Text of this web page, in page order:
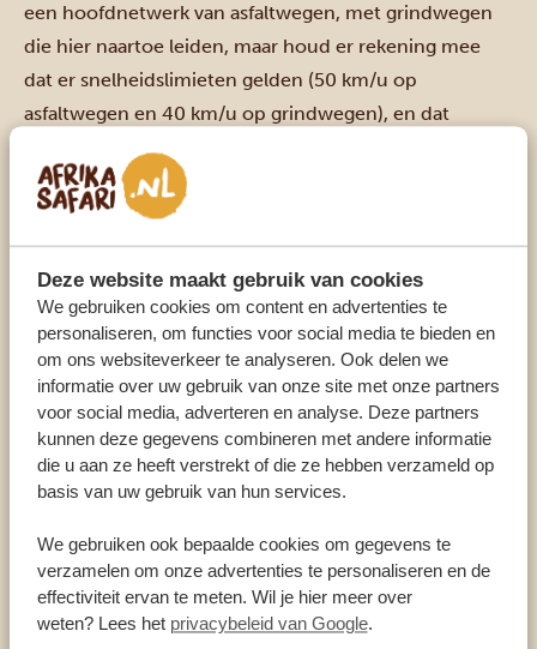
Deze website maakt gebruik van cookies
We gebruiken cookies om content en advertenties te
personaliseren, om functies voor social media te bieden en
om ons websiteverkeer te analyseren. Ook delen we
informatie over uw gebruik van onze site met onze partners
voor social media, adverteren en analyse. Deze partners
kunnen deze gegevens combineren met andere informatie
die u aan ze heeft verstrekt of die ze hebben verzameld op
basis van uw gebruik van hun services.
We gebruiken ook bepaalde cookies om gegevens te
verzamelen om onze advertenties te personaliseren en de
effectiviteit ervan te meten. Wil je hier meer over
weten? Lees het privacybeleid van Google.
een hoofdnetwerk van asfaltwegen, met grindwegen
die hier naartoe leiden, maar houd er rekening mee
dat er snelheidslimieten gelden (50 km/u op
asfaltwegen en 40 km/u op grindwegen), en dat
flitspalen ervoor zorgen dat iedereen zich hieraan
houdt. Dat is maar goed ook, want zo heb je des te
meer kans om de dieren te spotten waarvoor je bent
gekomen!
Eten